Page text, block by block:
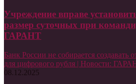
Учреждение вправе
размер суточных при
ГАРАНТ
Банк России не собирается создавать
для цифрового рубля | Новости:
08.12.2025